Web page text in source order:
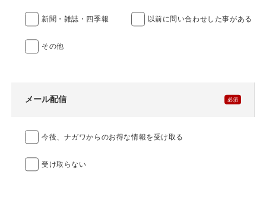
新聞・雑誌・四季報 以前に問い合わせした事がある
その他
メール配信
今後、ナガワからのお得な情報を受け取る
受け取らない